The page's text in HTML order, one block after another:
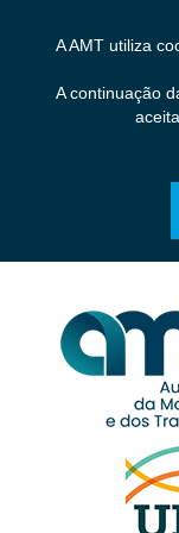
A AMT utiliza
A continuação